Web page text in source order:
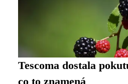
Tescoma dostala
co to znamená